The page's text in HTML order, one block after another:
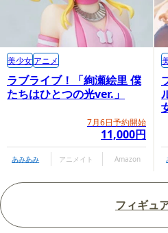
ラブライブ！「絢瀬絵里 僕
たちはひとつの光ver.」
7月6日予約開始
11,000円
美少女アニメ
あみあみ アニメイト Amazon
フィギュ